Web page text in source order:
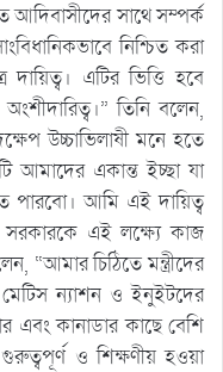
সাথে সম্পর্ক
নিশ্চিত করা
এটির ভিত্তি হবে
তিনি বলেন,
উচ্চাভিলাষী মনে হতে
আমাদের একান্ত ইচ্ছা যা
আমি এই দায়িত্ব
এই লক্ষ্যে কাজ
“আমার চিঠিতে মন্ত্রীদের
ন্যাশন ও ইনুইটদের
এবং কানাডার কাছে বেশি
ও শিক্ষণীয় হওয়া